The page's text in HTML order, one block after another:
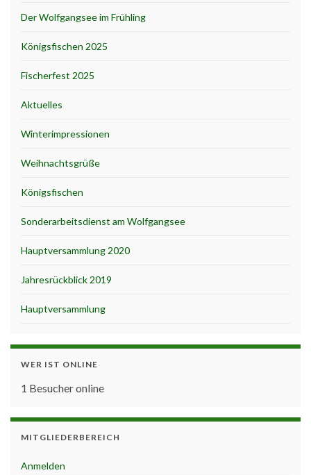
Der Wolfgangsee im Frühling
Königsfischen 2025
Fischerfest 2025
Aktuelles
Winterimpressionen
Weihnachtsgrüße
Königsfischen
Sonderarbeitsdienst am Wolfgangsee
Hauptversammlung 2020
Jahresrückblick 2019
Hauptversammlung
WER IST ONLINE
1 Besucher online
MITGLIEDERBEREICH
Anmelden